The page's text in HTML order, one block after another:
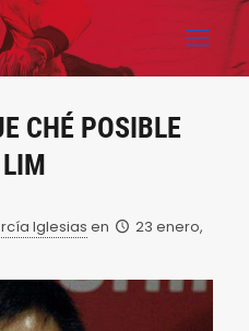
CHÉ POSIBLE
Iglesias en
23 enero,